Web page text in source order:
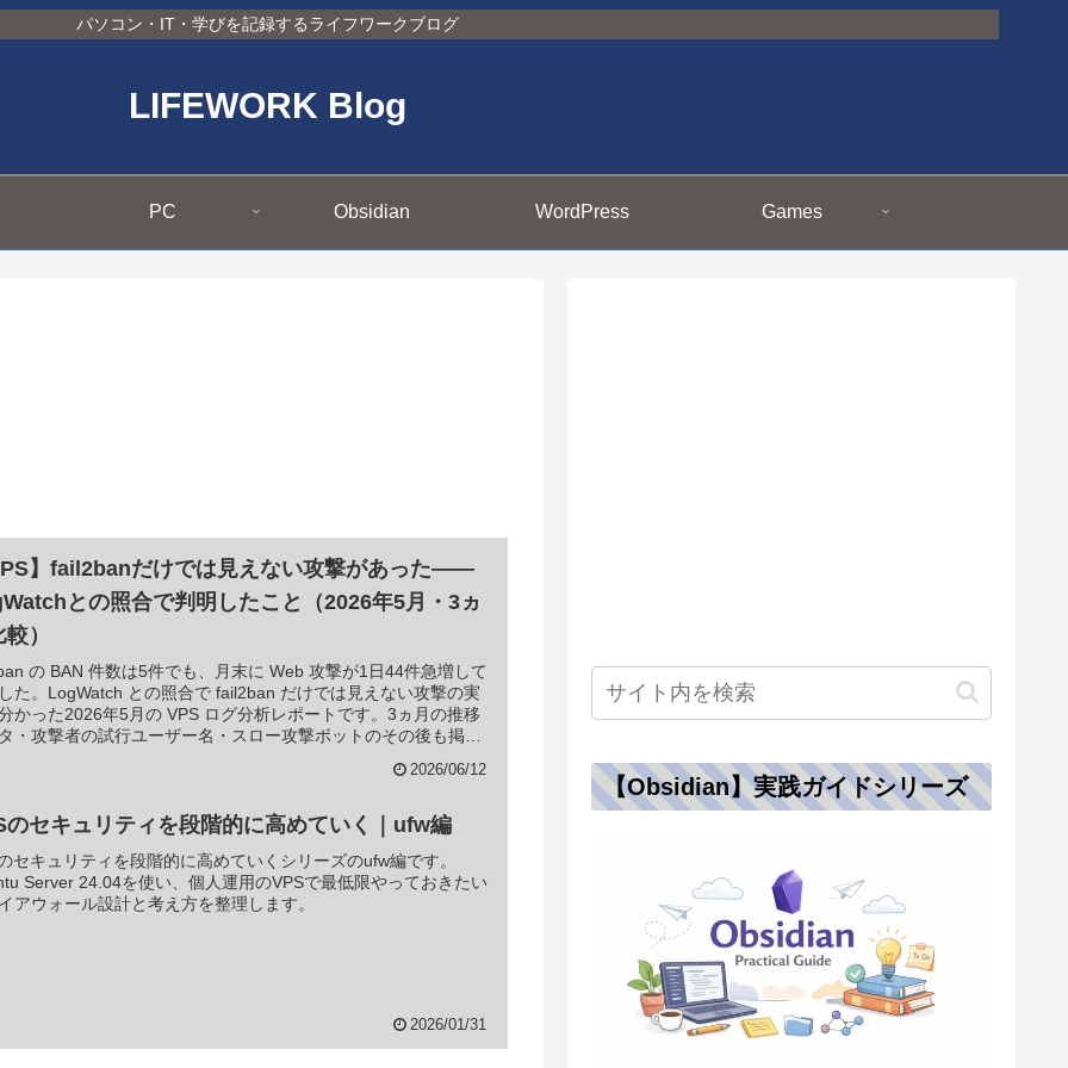
パソコン・IT・学びを記録するライフワークブログ
LIFEWORK Blog
PC Obsidian WordPress Games
】fail2banだけでは見えない攻撃があった——
との照合で判明したこと（2026年5月・3ヵ
）
の BAN 件数は5件でも、月末に Web 攻撃が1日44件急増して
た。LogWatch との照合で fail2ban だけでは見えない攻撃の実
かった2026年5月の VPS ログ分析レポートです。3ヵ月の推移
・攻撃者の試行ユーザー名・スロー攻撃ボットのその後も掲
2026/06/12
のセキュリティを段階的に高めていく｜ufw編
セキュリティを段階的に高めていくシリーズのufw編です。
Server 24.04を使い、個人運用のVPSで最低限やっておきたい
アウォール設計と考え方を整理します。
2026/01/31
【Obsidian】実践ガイドシリーズ